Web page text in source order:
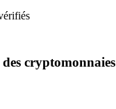
cryptomonnaies